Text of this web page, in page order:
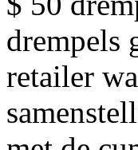
drempels
retailer